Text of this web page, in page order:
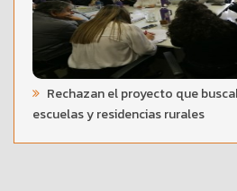
Rechazan el proyecto que
escuelas y residencias rurales